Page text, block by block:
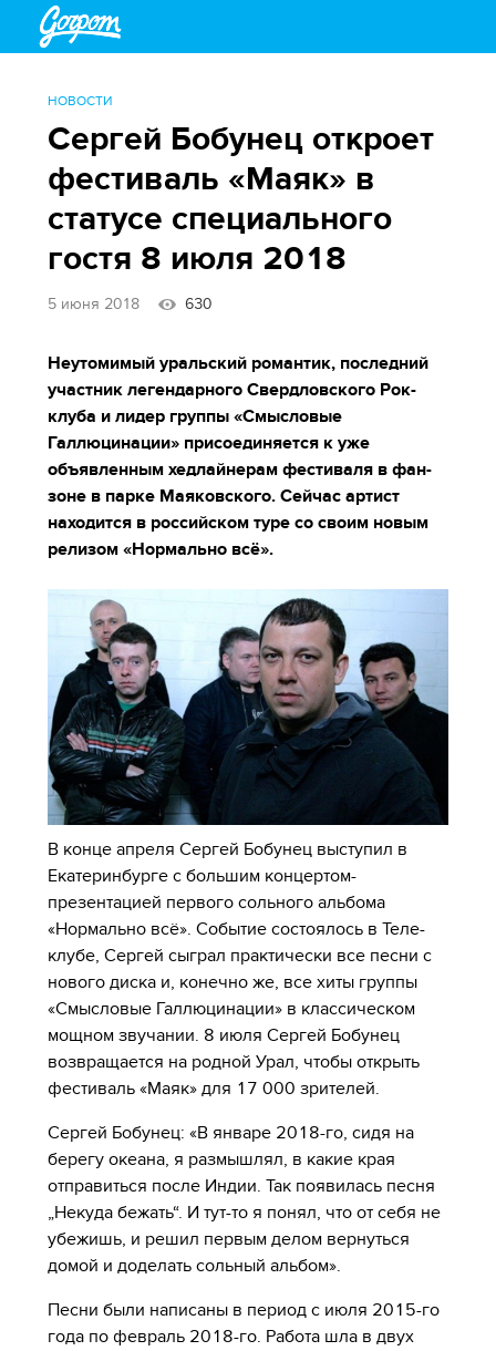
НОВОСТИ
Сергей Бобунец откроет
фестиваль «Маяк» в
статусе специального
гостя 8 июля 2018
5 июня 2018 630
Неутомимый уральский романтик, последний
участник легендарного Свердловского Рок-
клуба и лидер группы «Смысловые
Галлюцинации» присоединяется к уже
объявленным хедлайнерам фестиваля в фан-
зоне в парке Маяковского. Сейчас артист
находится в российском туре со своим новым
релизом «Нормально всё».
В конце апреля Сергей Бобунец выступил в
Екатеринбурге с большим концертом-
презентацией первого сольного альбома
«Нормально всё». Событие состоялось в Теле-
клубе, Сергей сыграл практически все песни с
нового диска и, конечно же, все хиты группы
«Смысловые Галлюцинации» в классическом
мощном звучании. 8 июля Сергей Бобунец
возвращается на родной Урал, чтобы открыть
фестиваль «Маяк» для 17 000 зрителей.
Сергей Бобунец: «В январе 2018-го, сидя на
берегу океана, я размышлял, в какие края
отправиться после Индии. Так появилась песня
„Некуда бежать“. И тут-то я понял, что от себя не
убежишь, и решил первым делом вернуться
домой и доделать сольный альбом».
Песни были написаны в период с июля 2015-го
года по февраль 2018-го. Работа шла в двух